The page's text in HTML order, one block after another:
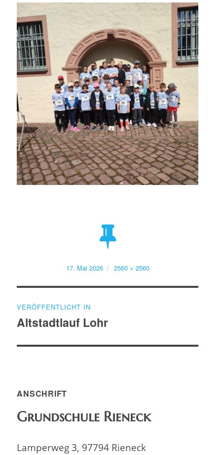
Veröffentlicht
17. Mai 2026
Volle
2560 × 2560
VERÖFFENTLICHT IN
Altstadtlauf Lohr
ANSCHRIFT
Grundschule Rieneck
Lamperweg 3, 97794 Rieneck